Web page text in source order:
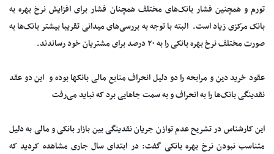
تورم و همچنین فشار بانک‌های مختلف همچنان فشار برای افزایش نرخ بهره به
بانک مرکزی زیاد است. البته با توجه به بررسی‌های میدانی تقریبا بیشتر بانک‌ها به
صورت مختلف نرخ بهره بانکی را به ۲۰ درصد برای مشتریان خود رساندند.
عقود خرید دین و مرابحه را دو دلیل انحراف منابع مالی بانکها بوده و این دو عقد
نقدینگی بانک‌ها را به انحراف و به سمت جاهایی برد که نباید می‌رفت
این کارشناس در تشریح عدم توازن جریان نقدینگی بین بازار بانکی و مالی به دلیل
متناسب نبودن نرخ بهره بانکی گفت: در ابتدای سال جاری مشاهده کردید که